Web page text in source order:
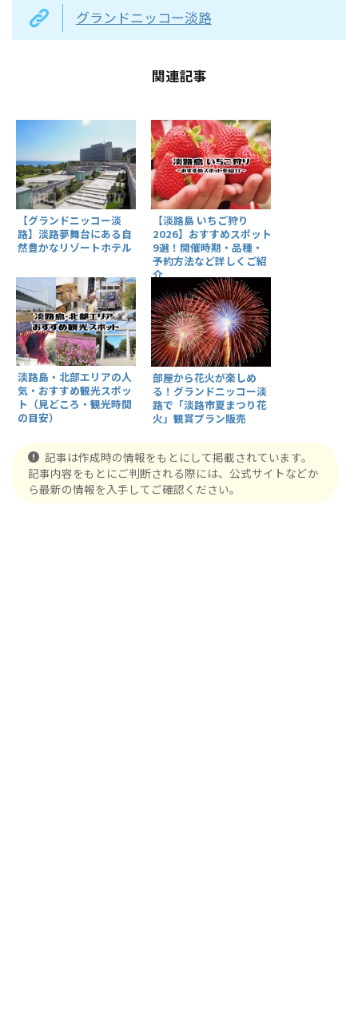
グランドニッコー淡路
関連記事
【グランドニッコー淡
路】淡路夢舞台にある自
然豊かなリゾートホテル
【淡路島 いちご狩り
2026】おすすめスポット
9選！開催時期・品種・
予約方法など詳しくご紹
介
淡路島・北部エリアの人
気・おすすめ観光スポッ
ト（見どころ・観光時間
の目安）
部屋から花火が楽しめ
る！グランドニッコー淡
路で「淡路市夏まつり花
火」観賞プラン販売
記事は作成時の情報をもとにして掲載されています。
記事内容をもとにご判断される際には、公式サイトなどか
ら最新の情報を入手してご確認ください。